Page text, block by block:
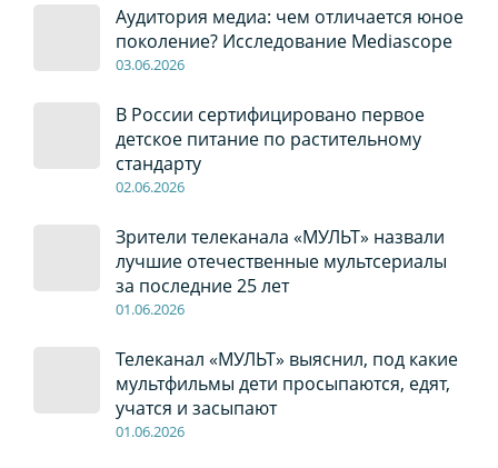
Аудитория медиа: чем отличается юное
поколение? Исследование Mediascope
03.06.2026
В России сертифицировано первое
детское питание по растительному
стандарту
02.06.2026
Зрители телеканала «МУЛЬТ» назвали
лучшие отечественные мультсериалы
за последние 25 лет
01.06.2026
Телеканал «МУЛЬТ» выяснил, под какие
мультфильмы дети просыпаются, едят,
учатся и засыпают
01.06.2026